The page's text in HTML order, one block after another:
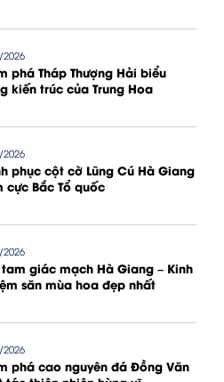
phá Tháp Thượng Hải biểu
kiến trúc của Trung Hoa
phục cột cờ Lũng Cú Hà Giang
cực Bắc Tổ quốc
giác mạch Hà Giang – Kinh
săn mùa hoa đẹp nhất
phá cao nguyên đá Đồng Văn